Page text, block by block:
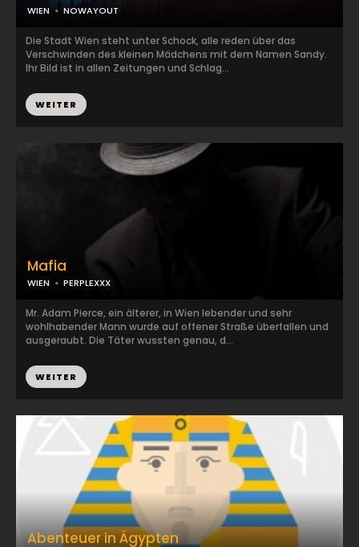
WIEN NOWAYOUT
Die Stadt Wien steht unter Schock, alle reden über das
Verschwinden des kleinen Mädchens mit dem Namen Sandy.
Ihr Bild ist in allen Zeitungen und Schlag...
WEITER
Abenteuer in Ägypten
Mafia
WIEN PERPLEXXX
Mr. Adam Pierce, ein älterer, in Wien lebender und sehr
wohlhabender Mann wurde auf offener Straße überfallen und
ausgeraubt. Die Täter wussten genau, d...
WEITER